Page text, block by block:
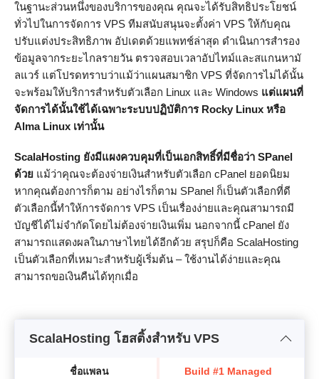
ในฐานะส่วนหนึ่งของบริการของคุณ คุณจะได้รับสิทธิประโยชน์
ทั่วไปในการจัดการ VPS ทีมสนับสนุนจะตั้งค่า VPS ให้กับคุณ
ปรับแต่งประสิทธิภาพ อัปเดตด้วยแพทช์ล่าสุด ดำเนินการสำรอง
ข้อมูลจากระยะไกลรายวัน ตรวจสอบเวลาอัปไทม์และสแกนหามั
ลแวร์ แต่โปรดทราบว่าแม้ว่าแผนสมาชิก VPS ที่จัดการไม่ได้นั้น
จะพร้อมให้บริการสำหรับตัวเลือก Linux และ Windows แต่แผนที่
จัดการได้นั้นใช้ได้เฉพาะระบบปฏิบัติการ Rocky Linux หรือ
Alma Linux เท่านั้น
ScalaHosting ยังมีแผงควบคุมที่เป็นเอกสิทธิ์ที่มีชื่อว่า SPanel
ด้วย แม้ว่าคุณจะต้องจ่ายเงินสำหรับตัวเลือก cPanel ยอดนิยม
หากคุณต้องการก็ตาม อย่างไรก็ตาม SPanel ก็เป็นตัวเลือกที่ดี
ตัวเลือกนี้ทำให้การจัดการ VPS เป็นเรื่องง่ายและคุณสามารถมี
บัญชีได้ไม่จำกัดโดยไม่ต้องจ่ายเงินเพิ่ม นอกจากนี้ cPanel ยัง
สามารถแสดงผลในภาษาไทยได้อีกด้วย สรุปก็คือ ScalaHosting
เป็นตัวเลือกที่เหมาะสำหรับผู้เริ่มต้น – ใช้งานได้ง่ายและคุณ
สามารถขอเงินคืนได้ทุกเมื่อ
ScalaHosting โฮสติ้งสำหรับ VPS
ชื่อแพลน Build #1 Managed